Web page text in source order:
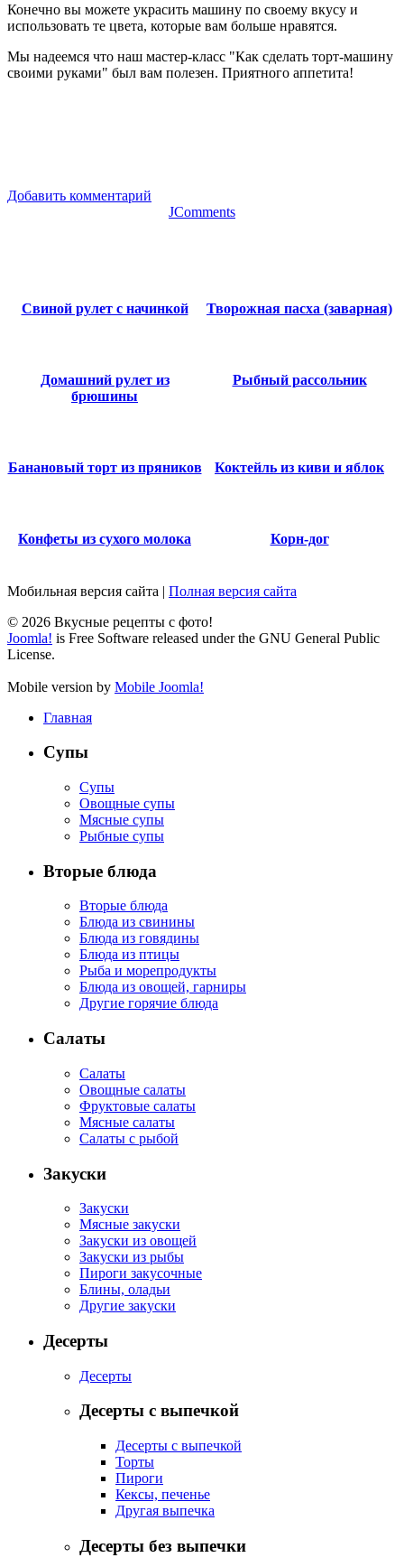
Конечно вы можете украсить машину по своему вкусу и
использовать те цвета, которые вам больше нравятся.
Мы надеемся что наш мастер-класс "Как сделать торт-машину
своими руками" был вам полезен. Приятного аппетита!
Добавить комментарий
JComments
Свиной рулет с начинкой Творожная пасха (заварная)
Домашний рулет из
брюшины
Рыбный рассольник
Банановый торт из пряников Коктейль из киви и яблок
Конфеты из сухого молока Корн-дог
Мобильная версия сайта | Полная версия сайта
© 2026 Вкусные рецепты с фото!
Joomla! is Free Software released under the GNU General Public
License.
Mobile version by Mobile Joomla!
Главная
Супы
Супы
Овощные супы
Мясные супы
Рыбные супы
Вторые блюда
Вторые блюда
Блюда из свинины
Блюда из говядины
Блюда из птицы
Рыба и морепродукты
Блюда из овощей, гарниры
Другие горячие блюда
Салаты
Салаты
Овощные салаты
Фруктовые салаты
Мясные салаты
Салаты с рыбой
Закуски
Закуски
Мясные закуски
Закуски из овощей
Закуски из рыбы
Пироги закусочные
Блины, оладьи
Другие закуски
Десерты
Десерты
Десерты с выпечкой
Десерты с выпечкой
Торты
Пироги
Кексы, печенье
Другая выпечка
Десерты без выпечки